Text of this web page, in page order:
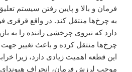
فرمان و بالا و پایین رفتن سیستم
به چرخ‌ها منتقل کند. در واقع
دارد که نیروی چرخشی راننده را به
چرخ‌ها منتقل کرده و باعث تغییر
این قطعه اهمیت زیادی دارد، زیرا